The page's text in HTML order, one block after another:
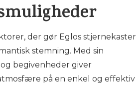
der gør Eglos stjernekaster
stemning. Med sin
begivenheder giver
på en enkel og effektiv